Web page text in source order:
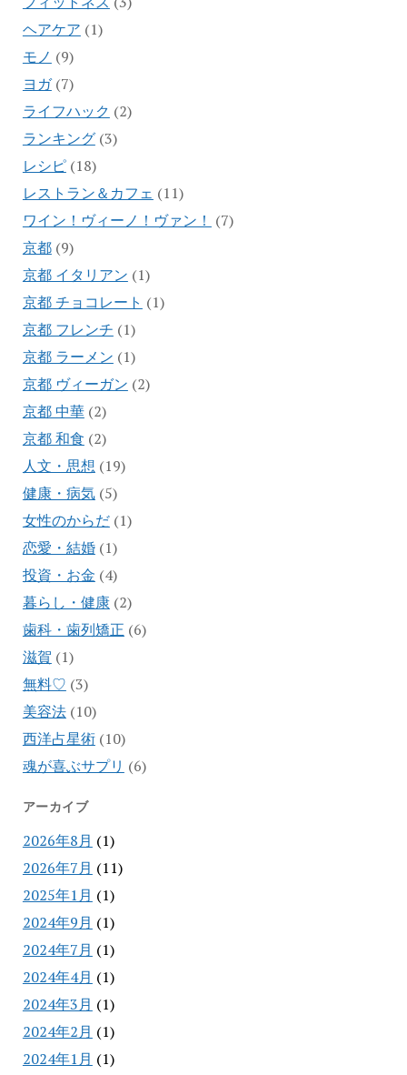
ヘアケア (1)
モノ (9)
ヨガ(7)
ライフハック (2)
ランキング(3)
レシピ(18)
レストラン＆カフェ (11)
ワイン！ヴィーノ！ヴァン！ (7)
京都(9)
京都 イタリアン (1)
京都 チョコレート (1)
京都 フレンチ (1)
京都 ラーメン (1)
京都 ヴィーガン (2)
京都 中華(2)
京都 和食 (2)
人文・思想 (19)
健康・病気(5)
女性のからだ(1)
恋愛・結婚(1)
投資・お金 (4)
暮らし・健康(2)
歯科・歯列矯正 (6)
滋賀 (1)
無料♡ (3)
美容法(10)
西洋占星術(10)
魂が喜ぶサプリ (6)
アーカイブ
2026年8月 (1)
2026年7月 (11)
2025年1月 (1)
2024年9月 (1)
2024年7月 (1)
2024年4月 (1)
2024年3月 (1)
2024年2月 (1)
2024年1月 (1)